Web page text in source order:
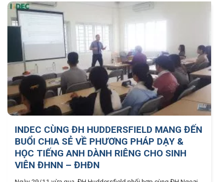
INDEC CÙNG ĐH HUDDERSFIELD MANG ĐẾN
BUỔI CHIA SẺ VỀ PHƯƠNG PHÁP DẠY &
HỌC TIẾNG ANH DÀNH RIÊNG CHO SINH
VIÊN ĐHNN – ĐHĐN